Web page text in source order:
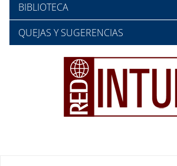
BIBLIOTECA
QUEJAS Y SUGERENCIAS